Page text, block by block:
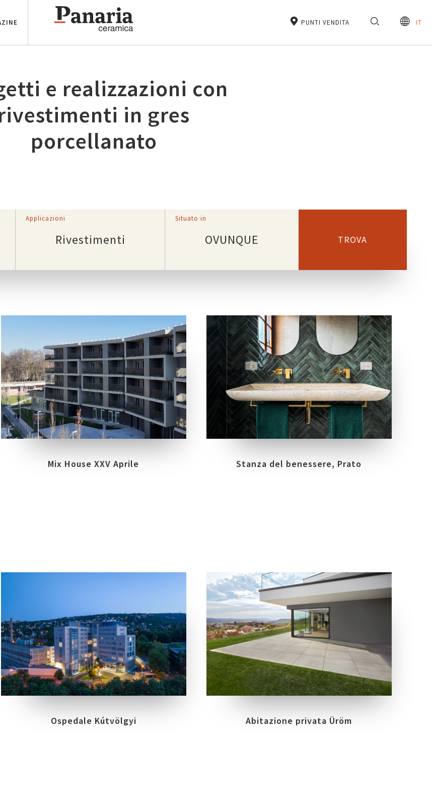
PUNTI VENDITA IT
e realizzazioni con
in gres
porcellanato
Applicazioni
Rivestimenti
Situato in
OVUNQUE TROVA
LOCATION
PARMA
Mix House XXV Aprile
COLLEZIONI
WORKSHOP
LOCATION
CARMIGNANO (PRATO)
Stanza del benessere, Prato
COLLEZIONI
PRIME STONE
LOCATION
BUDAPEST
Ospedale Kútvölgyi
LOCATION
ÜRÖM
Abitazione privata Üröm